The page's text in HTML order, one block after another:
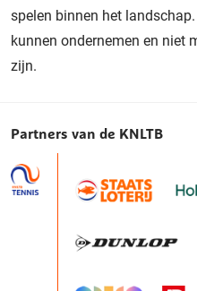
spelen binnen het
kunnen ondernemen en niet
zijn.
Partners van de KNLTB